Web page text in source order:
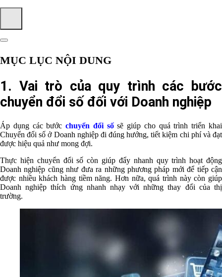
MỤC LỤC NỘI DUNG
1. Vai trò của quy trình các bước
chuyển đổi số đối với Doanh nghiệp
Áp dụng các bướcchuyển đổi số sẽ giúp cho quá trình triển khai
Chuyển đổi số ở Doanh nghiệp đi đúng hướng, tiết kiệm chi phí và đạt
được hiệu quả như mong đợi.
Thực hiện chuyển đổi số còn giúp đẩy nhanh quy trình hoạt động
Doanh nghiệp cũng như đưa ra những phương pháp mới để tiếp cận
được nhiều khách hàng tiềm năng. Hơn nữa, quá trình này còn giúp
Doanh nghiệp thích ứng nhanh nhạy với những thay đổi của thị
trường.